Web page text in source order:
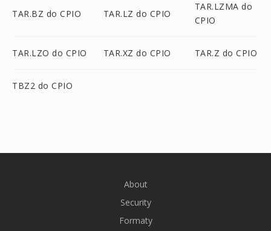
TAR.BZ do CPIO TAR.LZ do CPIO
TAR.LZMA do
CPIO
TAR.LZO do CPIO TAR.XZ do CPIO TAR.Z do CPIO
TBZ2 do CPIO
About
Security
Formaty